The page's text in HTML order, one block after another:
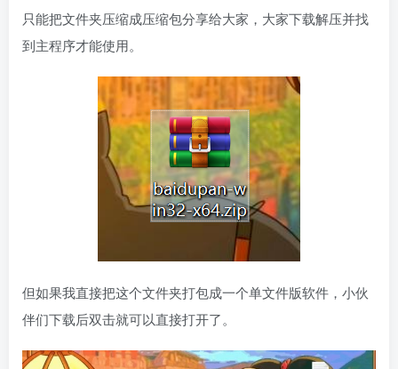
只能把文件夹压缩成压缩包分享给大家，大家下载解压并找
到主程序才能使用。
但如果我直接把这个文件夹打包成一个单文件版软件，小伙
伴们下载后双击就可以直接打开了。